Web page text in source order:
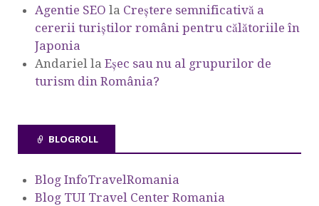
Agentie SEO la Creștere semnificativă a
cererii turiștilor români pentru călătoriile în
Japonia
Andariel la Eşec sau nu al grupurilor de
turism din România?
BLOGROLL
Blog InfoTravelRomania
Blog TUI Travel Center Romania